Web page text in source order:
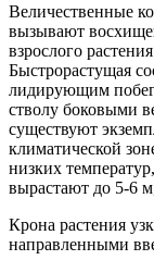
Величественные
вызывают
взрослого
Быстрорастущая
лидирующим
стволу боковыми
существуют
климатической
низких
вырастают до 5-6
Крона растения
направленными